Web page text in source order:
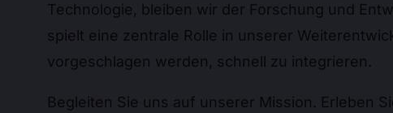
Technologie, bleiben wir der Forschung und
spielt eine zentrale Rolle in unserer
vorgeschlagen werden, schnell zu integrieren.
Begleiten Sie uns auf unserer Mission. Erleben